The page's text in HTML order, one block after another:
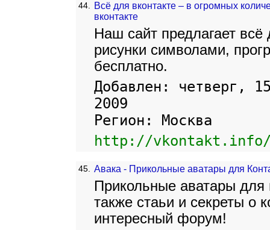
44.
Всё для вконтакте – в огромных
вконтакте
Наш сайт предлагает всё
рисунки символами,
бесплатно.
Добавлен: четверг,
2009
Регион: Москва
http://
45. Авака - Прикольные аватары для
Прикольные аватары для
также стаьи и секреты о
интересный форум!